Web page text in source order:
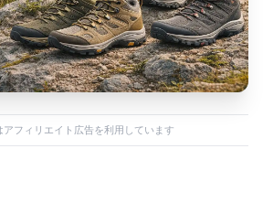
アフィリエイト広告を利用しています